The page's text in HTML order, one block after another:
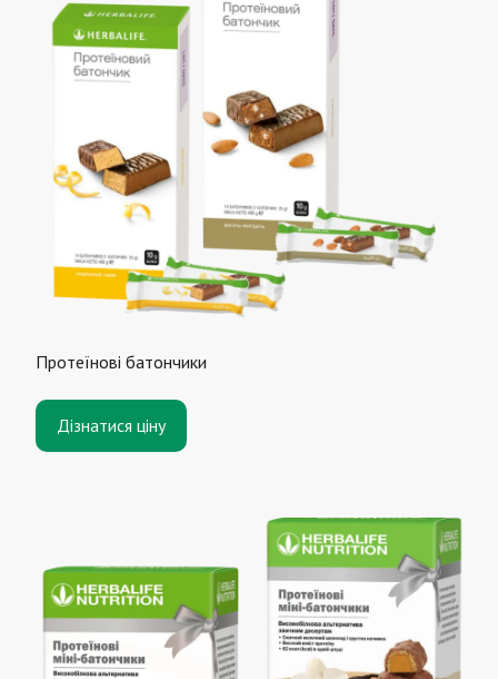
Протеїнові батончики
Дізнатися ціну